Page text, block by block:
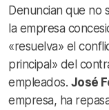
Denuncian que no
la empresa
«resuelva» el
principal» del
empleados. José
empresa, ha